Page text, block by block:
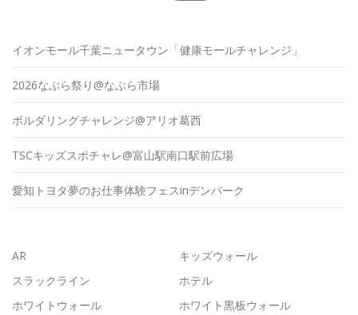
イオンモール千葉ニュータウン「健康モールチャレンジ」
2026なぶら祭り@なぶら市場
ボルダリングチャレンジ@アリオ葛西
TSCキッズスポチャレ@富山駅南口駅前広場
愛知トヨタ夢のお仕事体験フェスinデンパーク
AR
キッズウォール
スラックライン
ホテル
ホワイトウォール
ホワイト黒板ウォール